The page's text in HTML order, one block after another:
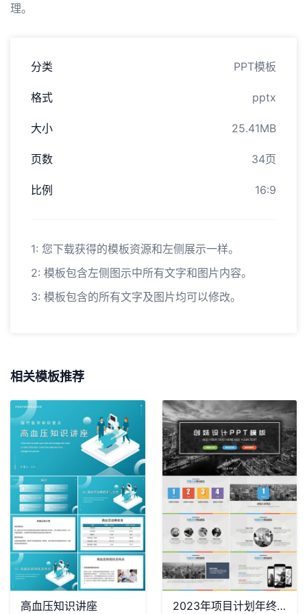
理。
分类 PPT模板
格式 pptx
大小 25.41MB
页数 34页
比例 16:9
1: 您下载获得的模板资源和左侧展示一样。
2: 模板包含左侧图示中所有文字和图片内容。
3: 模板包含的所有文字及图片均可以修改。
相关模板推荐
高血压知识讲座 2023年项目计划年终总结商务展示PPT模板